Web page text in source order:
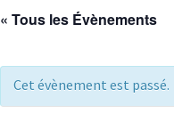
« Tous les Évènements
Cet évènement est passé.